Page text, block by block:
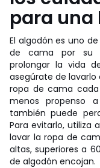
para una
El algodón es uno
de cama por su
prolongar la vida
asegúrate de lavarlo
ropa de cama
menos propenso
también puede
Para evitarlo, utiliza
lavar la ropa de
altas, superiores a
de algodón encojan.